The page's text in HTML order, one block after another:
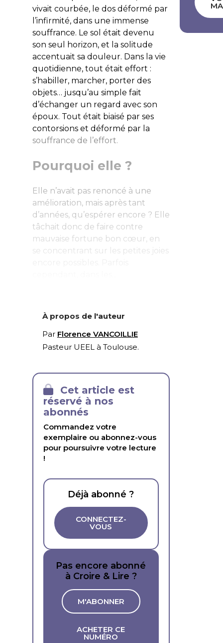
vivait courbée, le dos déformé par
l’infirmité, dans une immense
souffrance. Le sol était devenu
son seul horizon, et la solitude
accentuait sa douleur. Dans la vie
quotidienne, tout était effort :
s’habiller, marcher, porter des
objets… jusqu’au simple fait
d’échanger un regard avec son
époux. Tout était biaisé par ses
contorsions et déformé par la
souffrance de l’effort.
Pourquoi elle ?
Elle n’avait pas renoncé à une
amélioration, mais après tant
d’années, qu’espérer encore ? Elle
tâchait donc de faire contre
mauvaise fortune bon cœur, en
se concentrant sur les petites joies
À propos de l'auteur
Par Florence VANCOILLIE
Pasteur UEEL à Toulouse.
Cet article est
réservé à nos
abonnés
Commandez votre
exemplaire ou abonnez-vous
pour poursuivre votre lecture
!
Déjà abonné ?
CONNECTEZ-
VOUS
Pas encore abonné
à Croire & Lire ?
M'ABONNER
ACHETER CE
NUMÉRO